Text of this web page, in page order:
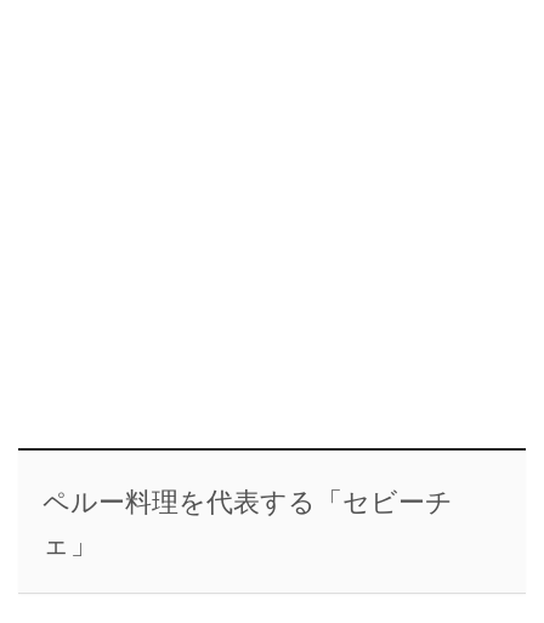
ペルー料理を代表する「セビーチ
ェ」